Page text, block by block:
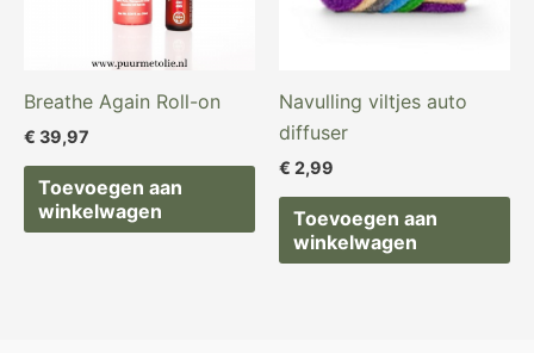
Breathe Again Roll-on
€ 39,97
Toevoegen aan
winkelwagen
Navulling viltjes auto
diffuser
€ 2,99
Toevoegen aan
winkelwagen